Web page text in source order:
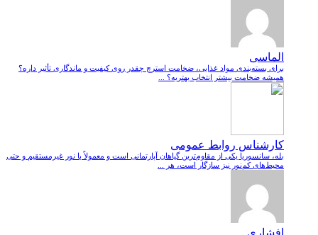
الماسی
برای بسته‌بندی مواد غذایی، ضخامت استرچ چقدر روی کیفیت و ماندگاری تأثیر داره؟
همیشه ضخامت بیشتر انتخاب بهتریه؟ ...
کارشناس روابط عمومی
بله، سانسوریا یکی از مقاوم‌ترین گیاهان آپارتمانی است و معمولاً با نور غیرمستقیم و حتی
محیط‌های کم‌نور نیز سازگار است، هر ...
افشاری